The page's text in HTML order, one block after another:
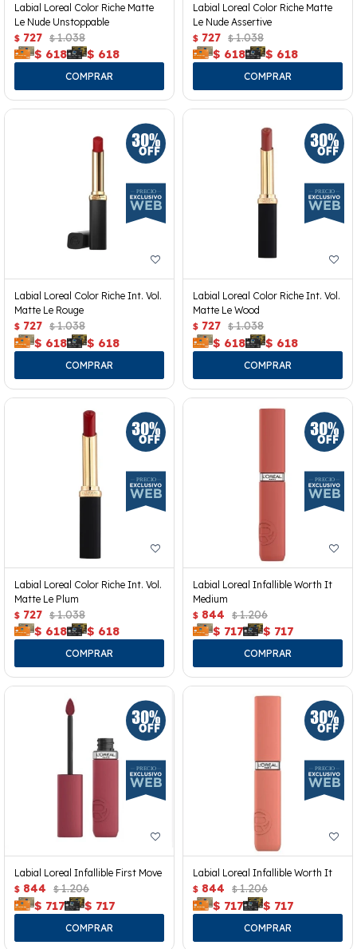
Labial Loreal Color Riche Matte
Le Nude Unstoppable
$ 727 $ 1.038
$ 618 $ 618
Labial Loreal Color Riche Matte
Le Nude Assertive
$ 727 $ 1.038
$ 618 $ 618
Labial Loreal Color Riche Int. Vol.
Matte Le Rouge
$ 727 $ 1.038
$ 618 $ 618
Labial Loreal Color Riche Int. Vol.
Matte Le Wood
$ 727 $ 1.038
$ 618 $ 618
Labial Loreal Color Riche Int. Vol.
Matte Le Plum
$ 727 $ 1.038
$ 618 $ 618
Labial Loreal Infallible Worth It
Medium
$ 844 $ 1.206
$ 717 $ 717
Labial Loreal Infallible First Move
$ 844 $ 1.206
$ 717 $ 717
Labial Loreal Infallible Worth It
$ 844 $ 1.206
$ 717 $ 717